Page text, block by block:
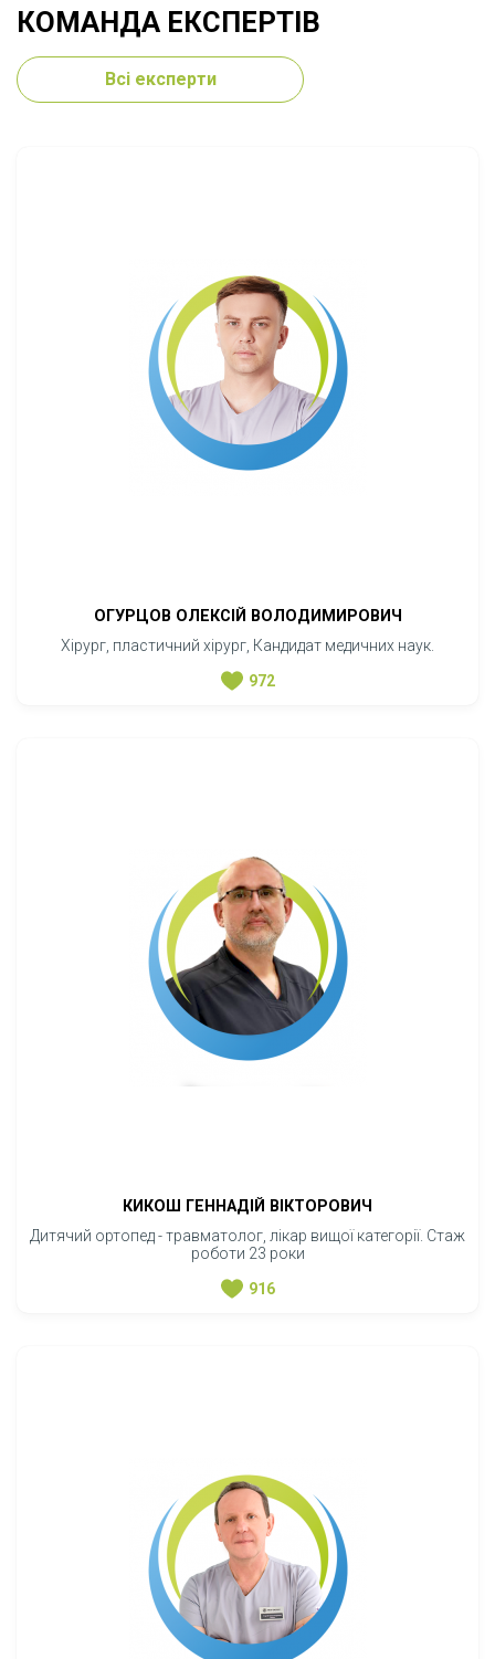
КОМАНДА ЕКСПЕРТІВ
Всі експерти
ОГУРЦОВ ОЛЕКСІЙ ВОЛОДИМИРОВИЧ
Хірург, пластичний хірург, Кандидат медичних наук.
972
КИКОШ ГЕННАДІЙ ВІКТОРОВИЧ
Дитячий ортопед - травматолог, лікар вищої категорії. Стаж
роботи 23 роки
916